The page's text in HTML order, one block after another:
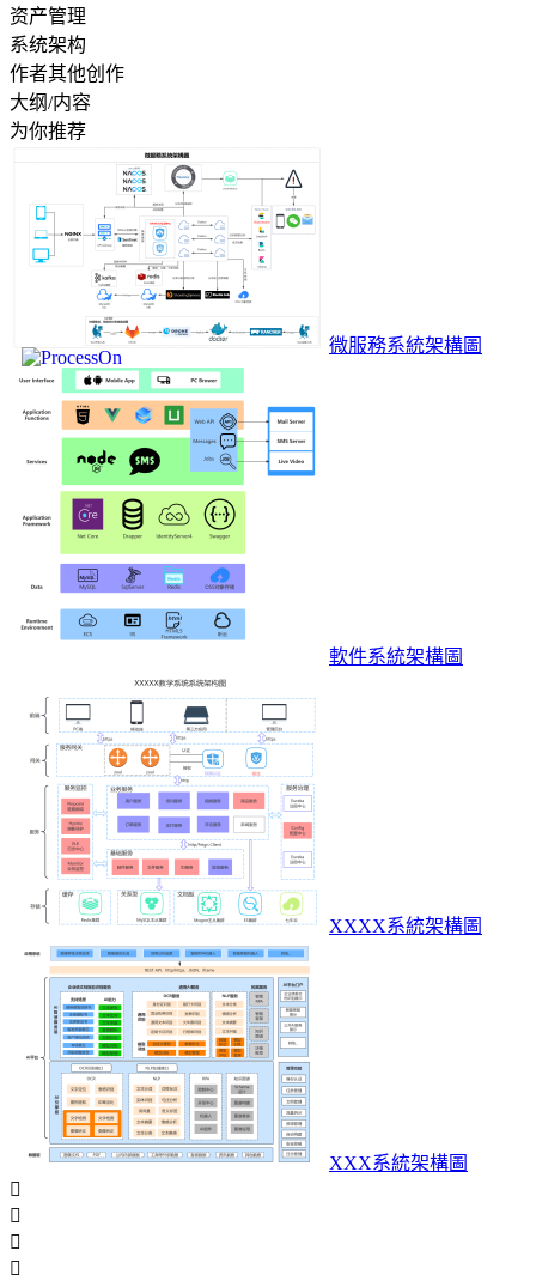
资产管理
系统架构
作者其他创作
大纲/内容
为你推荐
微服務系統架構圖
軟件系統架構圖
XXXX系統架構圖
XXX系統架構圖



